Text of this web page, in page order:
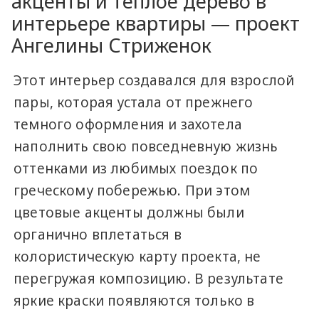
интерьере квартиры — проект
Ангелины Стриженок
Этот интерьер создавался для взрослой
пары, которая устала от прежнего
темного оформления и захотела
наполнить свою повседневную жизнь
оттенками из любимых поездок по
греческому побережью. При этом
цветовые акценты должны были
органично вплетаться в
колористическую карту проекта, не
перегружая композицию. В результате
яркие краски появляются только в